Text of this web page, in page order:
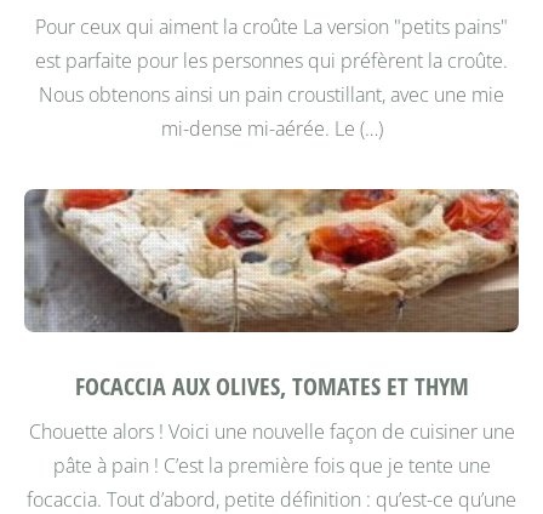
Pour ceux qui aiment la croûte La version "petits pains"
est parfaite pour les personnes qui préfèrent la croûte.
Nous obtenons ainsi un pain croustillant, avec une mie
mi-dense mi-aérée. Le (…)
FOCACCIA AUX OLIVES, TOMATES ET THYM
Chouette alors ! Voici une nouvelle façon de cuisiner une
pâte à pain ! C’est la première fois que je tente une
focaccia. Tout d’abord, petite définition : qu’est-ce qu’une